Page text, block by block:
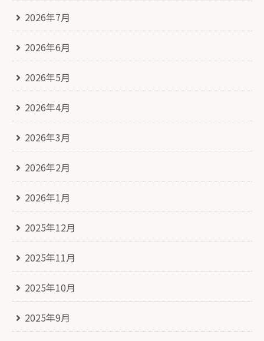
2026年7月
2026年6月
2026年5月
2026年4月
2026年3月
2026年2月
2026年1月
2025年12月
2025年11月
2025年10月
2025年9月